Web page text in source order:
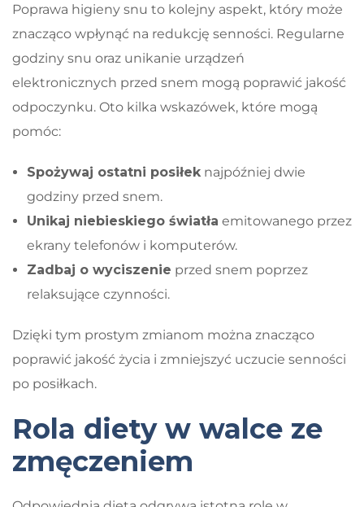
Poprawa higieny snu to kolejny aspekt, który może
znacząco wpłynąć na redukcję senności. Regularne
godziny snu oraz unikanie urządzeń
elektronicznych przed snem mogą poprawić jakość
odpoczynku. Oto kilka wskazówek, które mogą
pomóc:
Spożywaj ostatni posiłek najpóźniej dwie
godziny przed snem.
Unikaj niebieskiego światła emitowanego przez
ekrany telefonów i komputerów.
Zadbaj o wyciszenie przed snem poprzez
relaksujące czynności.
Dzięki tym prostym zmianom można znacząco
poprawić jakość życia i zmniejszyć uczucie senności
po posiłkach.
Rola diety w walce ze
zmęczeniem